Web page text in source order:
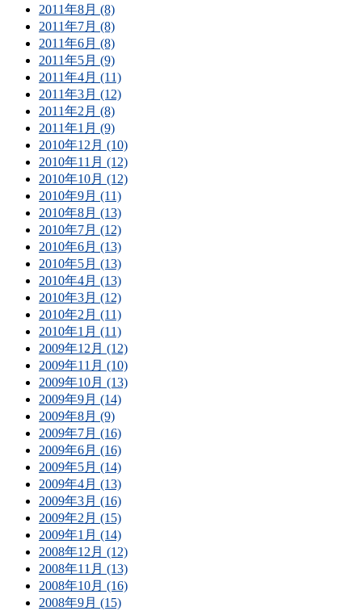
2011年8月 (8)
2011年7月 (8)
2011年6月 (8)
2011年5月 (9)
2011年4月 (11)
2011年3月 (12)
2011年2月 (8)
2011年1月 (9)
2010年12月 (10)
2010年11月 (12)
2010年10月 (12)
2010年9月 (11)
2010年8月 (13)
2010年7月 (12)
2010年6月 (13)
2010年5月 (13)
2010年4月 (13)
2010年3月 (12)
2010年2月 (11)
2010年1月 (11)
2009年12月 (12)
2009年11月 (10)
2009年10月 (13)
2009年9月 (14)
2009年8月 (9)
2009年7月 (16)
2009年6月 (16)
2009年5月 (14)
2009年4月 (13)
2009年3月 (16)
2009年2月 (15)
2009年1月 (14)
2008年12月 (12)
2008年11月 (13)
2008年10月 (16)
2008年9月 (15)